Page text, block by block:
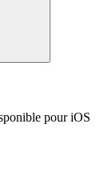
pour iOS